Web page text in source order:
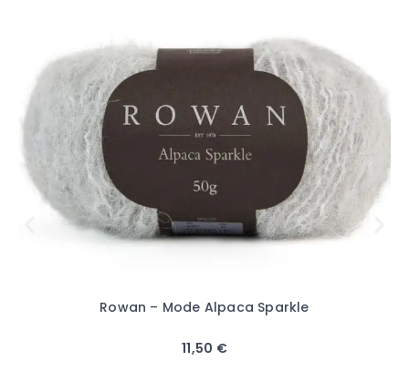
Rowan – Mode Alpaca Sparkle
11,50 €